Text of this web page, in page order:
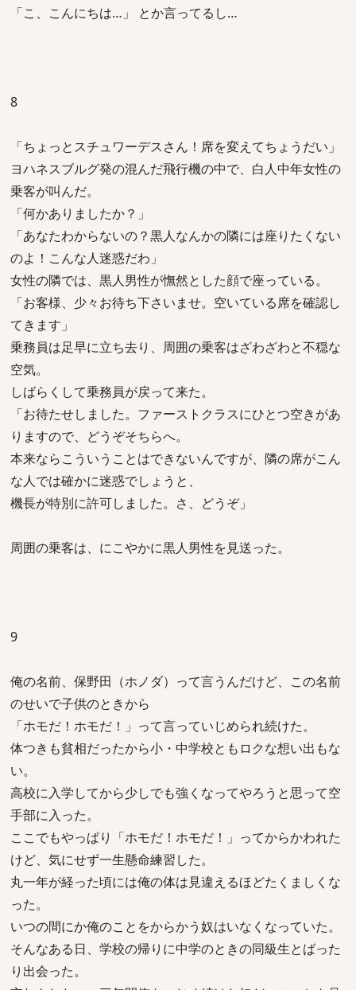
「こ、こんにちは…」 とか言ってるし…
8
「ちょっとスチュワーデスさん！席を変えてちょうだい」
ヨハネスブルグ発の混んだ飛行機の中で、白人中年女性の
乗客が叫んだ。
「何かありましたか？」
「あなたわからないの？黒人なんかの隣には座りたくない
のよ！こんな人迷惑だわ」
女性の隣では、黒人男性が憮然とした顔で座っている。
「お客様、少々お待ち下さいませ。空いている席を確認し
てきます」
乗務員は足早に立ち去り、周囲の乗客はざわざわと不穏な
空気。
しばらくして乗務員が戻って来た。
「お待たせしました。ファーストクラスにひとつ空きがあ
りますので、どうぞそちらへ。
本来ならこういうことはできないんですが、隣の席がこん
な人では確かに迷惑でしょうと、
機長が特別に許可しました。さ、どうぞ」
周囲の乗客は、にこやかに黒人男性を見送った。
9
俺の名前、保野田（ホノダ）って言うんだけど、この名前
のせいで子供のときから
「ホモだ！ホモだ！」って言っていじめられ続けた。
体つきも貧相だったから小・中学校ともロクな想い出もな
い。
高校に入学してから少しでも強くなってやろうと思って空
手部に入った。
ここでもやっぱり「ホモだ！ホモだ！」ってからかわれた
けど、気にせず一生懸命練習した。
丸一年が経った頃には俺の体は見違えるほどたくましくな
った。
いつの間にか俺のことをからかう奴はいなくなっていた。
そんなある日、学校の帰りに中学のときの同級生とばった
り出会った。